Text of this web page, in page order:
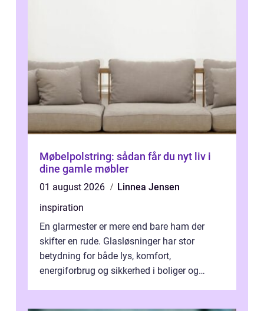
Møbelpolstring: sådan får du nyt liv i
dine gamle møbler
01 august 2026
Linnea Jensen
inspiration
En glarmester er mere end bare ham der
skifter en rude. Glasløsninger har stor
betydning for både lys, komfort,
energiforbrug og sikkerhed i boliger og